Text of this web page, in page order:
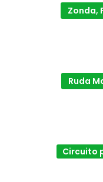
Zonda,
Ruda
Circuito